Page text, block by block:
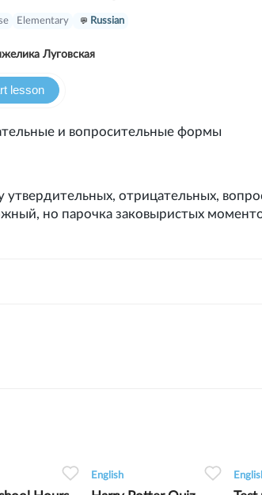
lesson
Elementary Russian
и вопросительные формы
Луговская
утвердительных, отрицательных,
но парочка заковыристых
English